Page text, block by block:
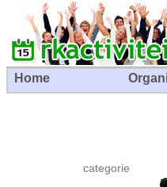
Home
categorie